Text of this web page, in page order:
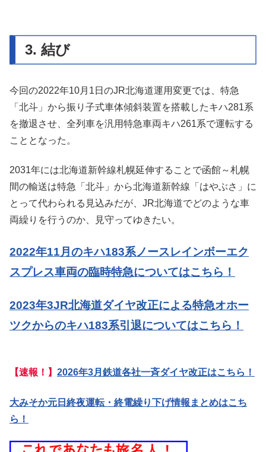
3. 結び
今回の2022年10月1日のJR北海道運用変更では、特急
「北斗」から振り子式車体傾斜装置を搭載したキハ281系
を撤退させ、全列車を汎用特急車両キハ261系で運転する
こととなった。
2031年には北海道新幹線札幌延伸することで函館～札幌
間の輸送は特急「北斗」から北海道新幹線「はやぶさ」に
とって代わられる見込みだが、JR北海道でどのような車
両繰りを行うのか、見守ってゆきたい。
2022年11月のキハ183系ノースレインボーエク
スプレス車両の臨時特急についてはこちら！
2023年3JR北海道ダイヤ改正による特急オホー
ツクからのキハ183系引退についてはこちら！
【速報！】 2026年3月鉄道各社一斉ダイヤ改正はこちら！
大みそか元日終夜運転・終電繰り下げ情報まとめはこち
ら！